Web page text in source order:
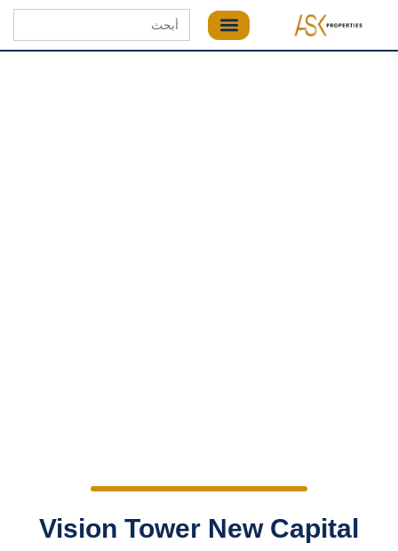
Search
for:
Vision Tower New Capital